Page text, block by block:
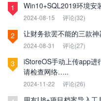
1 Win10+SQL2019环境安
2024-08-15 评论(32)
2 让财务欲罢不能的三款神
2024-08-31 评论(27)
3
iStoreOS手动上传app进
请检查网络…..
2024-11-22 评论(26)